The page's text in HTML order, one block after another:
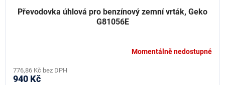
Převodovka úhlová pro benzínový zemní vrták, Geko
G81056E
Momentálně nedostupné
776,86 Kč bez DPH
940 Kč